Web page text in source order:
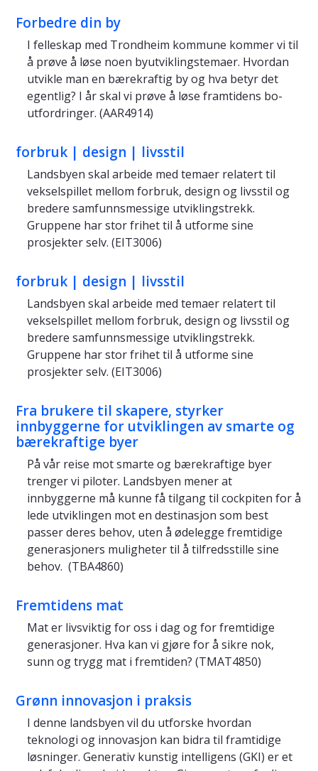
Forbedre din by
I felleskap med Trondheim kommune kommer vi til
å prøve å løse noen byutviklingstemaer. Hvordan
utvikle man en bærekraftig by og hva betyr det
egentlig? I år skal vi prøve å løse framtidens bo-
utfordringer. (AAR4914)
forbruk | design | livsstil
Landsbyen skal arbeide med temaer relatert til
vekselspillet mellom forbruk, design og livsstil og
bredere samfunnsmessige utviklingstrekk.
Gruppene har stor frihet til å utforme sine
prosjekter selv. (EIT3006)
forbruk | design | livsstil
Landsbyen skal arbeide med temaer relatert til
vekselspillet mellom forbruk, design og livsstil og
bredere samfunnsmessige utviklingstrekk.
Gruppene har stor frihet til å utforme sine
prosjekter selv. (EIT3006)
Fra brukere til skapere, styrker
innbyggerne for utviklingen av smarte og
bærekraftige byer
På vår reise mot smarte og bærekraftige byer
trenger vi piloter. Landsbyen mener at
innbyggerne må kunne få tilgang til cockpiten for å
lede utviklingen mot en destinasjon som best
passer deres behov, uten å ødelegge fremtidige
generasjoners muligheter til å tilfredsstille sine
behov. (TBA4860)
Fremtidens mat
Mat er livsviktig for oss i dag og for fremtidige
generasjoner. Hva kan vi gjøre for å sikre nok,
sunn og trygg mat i fremtiden? (TMAT4850)
Grønn innovasjon i praksis
I denne landsbyen vil du utforske hvordan
teknologi og innovasjon kan bidra til framtidige
løsninger. Generativ kunstig intelligens (GKI) er et